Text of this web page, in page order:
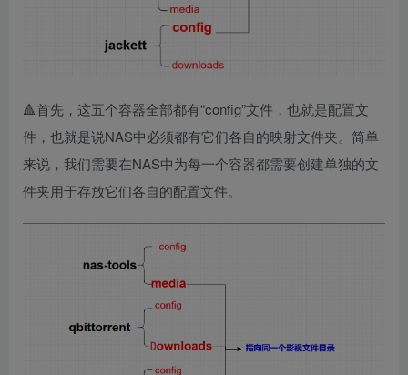
🔺首先，这五个容器全部都有“config”文件，也就是配置文
件，也就是说NAS中必须都有它们各自的映射文件夹。简单
来说，我们需要在NAS中为每一个容器都需要创建单独的文
件夹用于存放它们各自的配置文件。